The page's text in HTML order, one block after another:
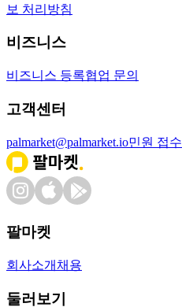
보 처리방침
비즈니스
비즈니스 등록협업 문의
고객센터
palmarket@palmarket.io민원 접수
팔마켓
회사소개 채용
둘러보기